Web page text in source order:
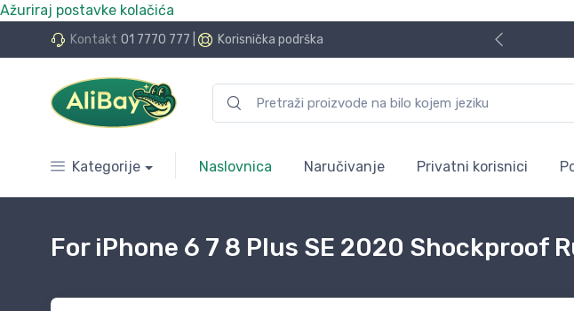
Ažuriraj postavke kolačića
Kontakt 01 7770 777 Korisnička podrška
24 rate bez kamata
Kategorije Naslovnica Naručivanje Privatni korisnici
For iPhone 6 7 8 Plus SE 2020 Shockproof